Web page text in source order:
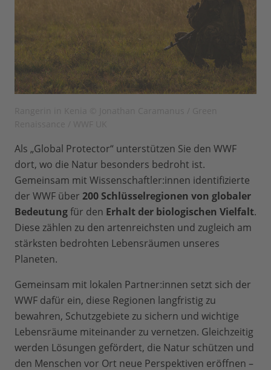
Als „Global Protector“ unterstützen Sie den WWF
dort, wo die Natur besonders bedroht ist.
Gemeinsam mit Wissenschaftler:innen identifizierte
der WWF über 200 Schlüsselregionen von globaler
Bedeutungfür den Erhalt der biologischen Vielfalt.
Diese zählen zu den artenreichsten und zugleich am
stärksten bedrohten Lebensräumen unseres
Planeten.
Gemeinsam mit lokalen Partner:innen setzt sich der
WWF dafür ein, diese Regionen langfristig zu
bewahren, Schutzgebiete zu sichern und wichtige
Lebensräume miteinander zu vernetzen. Gleichzeitig
werden Lösungen gefördert, die Natur schützen und
den Menschen vor Ort neue Perspektiven eröffnen –